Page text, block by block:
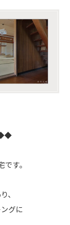
◆◆
す。
、
グに